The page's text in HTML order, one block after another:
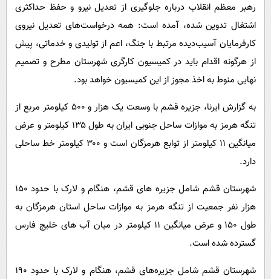
رهبر معظم انقلاب درباره جلوگیری از تعدیل نیرو و حفظ حداکثری
اشتغال تدوین شده، آمده است: همه درخواست‌های تعدیل نیروی
کارفرمایان آسیب‌دیده مرتبط با جنگ، اعم از تولیدی و خدماتی، پیش
از هرگونه اقدام باید در کمیسیون کارگری شهرستان مطرح و تصمیم
نهایی منوط به اخذ مجوز از این کمیسیون خواهد بود.
به گزارش ایرنا، جزیره قشم با وسعت یک هزار و ۵۰۰ کیلومتر مربع از
تنگه هرمز به موازات ساحل جنوبی ایران به طول ۱۳۵ کیلومتر و عرض
میانگین ۱۱ کیلومتر از توابع هرمزگان است و ۳۰۰ کیلومتر خط ساحلی
دارد.
شهرستان قشم شامل جزیره‌ های قشم، هنگام و لارک با حدود ۱۵۰
هزار نفر جمعیت از تنگه هرمز به موازات ساحل استان هرمزگان به
طول ۱۵۰ و عرض میانگین ۱۱ کیلومتر در میان آب‌ های خلیج فارس
گسترده شده است.
شهرستان قشم شامل جزیره‌های قشم، هنگام و لارک با حدود ۱۹۰